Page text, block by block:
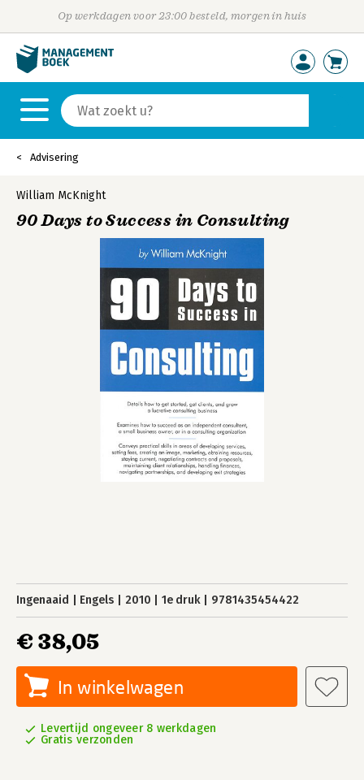
Op werkdagen voor 23:00 besteld, morgen in huis
Advisering
William McKnight
90 Days to Success in Consulting
Ingenaaid Engels 2010 1e druk 9781435454422
€ 38,05
In winkelwagen
Levertijd ongeveer 8 werkdagen
Gratis verzonden